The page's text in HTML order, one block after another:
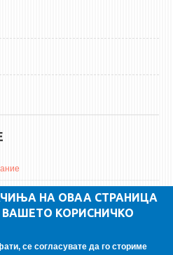
НА ОВАА СТРАНИЦА
КОРИСНИЧКО
се согласувате да го сториме